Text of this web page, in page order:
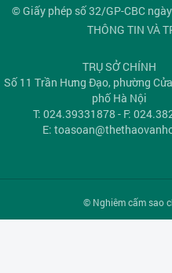
© Giấy phép số 32/GP-CBC
THÔNG TIN VÀ
TRỤ SỞ CHÍNH
Số 11 Trần Hưng Đạo, phường
phố Hà Nội
T: 024.39331878 - F:
E:
© Nghiêm cấm sao